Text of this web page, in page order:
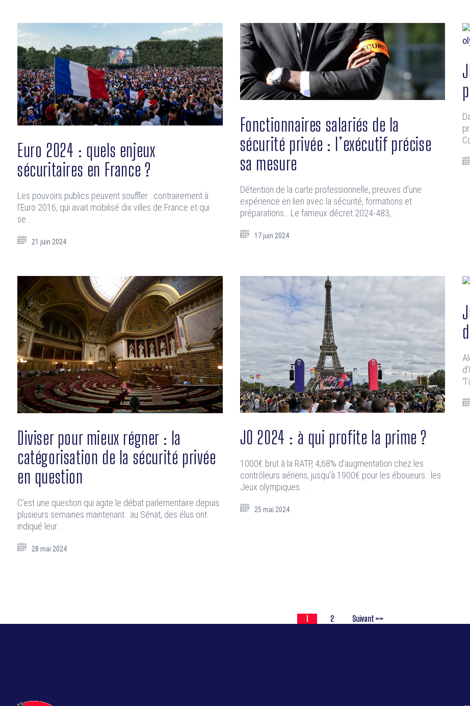
Euro 2024 : quels enjeux
sécuritaires en France ?
Les pouvoirs publics peuvent souffler : contrairement à
l’Euro 2016, qui avait mobilisé dix villes de France et qui
se...
21 juin 2024
Fonctionnaires salariés de la
sécurité privée : l’exécutif précise
sa mesure
Détention de la carte professionnelle, preuves d’une
expérience en lien avec la sécurité, formations et
préparations… Le fameux décret 2024-483,...
17 juin 2024
Diviser pour mieux régner : la
catégorisation de la sécurité privée
en question
C’est une question qui agite le débat parlementaire depuis
plusieurs semaines maintenant : au Sénat, des élus ont
indiqué leur...
28 mai 2024
JO 2024 : à qui profite la prime ?
1000€ brut à la RATP, 4,68% d’augmentation chez les
contrôleurs aériens, jusqu’à 1900€ pour les éboueurs : les
Jeux olympiques...
25 mai 2024
1 2 Suivant >>